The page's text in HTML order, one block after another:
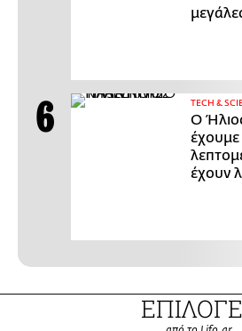
ΤECH &
Ο
έχουμε
έχουν